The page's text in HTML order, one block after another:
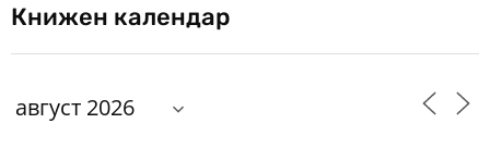
Книжен календар